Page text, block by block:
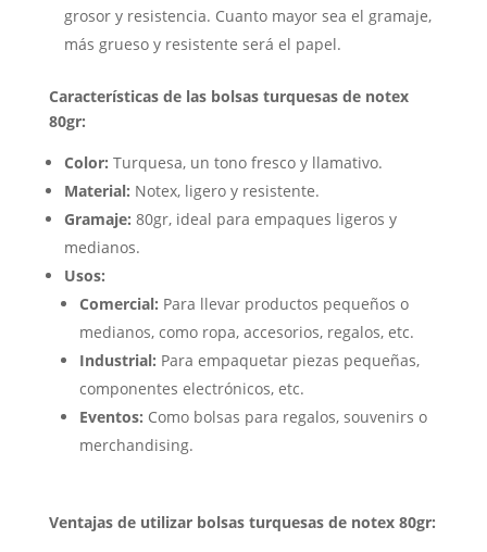
grosor y resistencia. Cuanto mayor sea el gramaje,
más grueso y resistente será el papel.
Características de las bolsas turquesas de notex
80gr:
Color: Turquesa, un tono fresco y llamativo.
Material: Notex, ligero y resistente.
Gramaje: 80gr, ideal para empaques ligeros y
medianos.
Usos:
Comercial: Para llevar productos pequeños o
medianos, como ropa, accesorios, regalos, etc.
Industrial: Para empaquetar piezas pequeñas,
componentes electrónicos, etc.
Eventos: Como bolsas para regalos, souvenirs o
merchandising.
Ventajas de utilizar bolsas turquesas de notex 80gr: